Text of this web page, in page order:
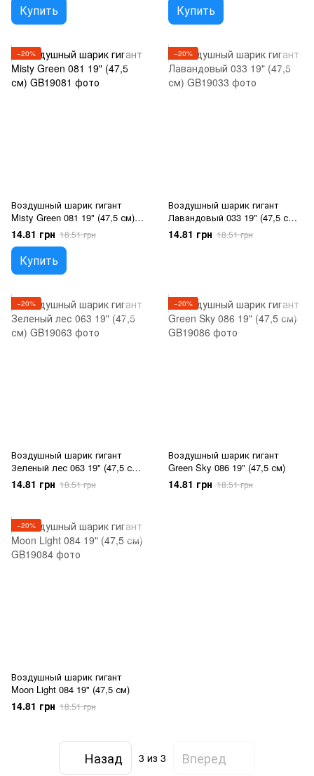
Купить Купить
−20%
Воздушный шарик гигант
Misty Green 081 19" (47,5 см), 1
шт., 19"/47.5см
14.81 грн 18.51 грн
Купить
−20%
Воздушный шарик гигант
Лавандовый 033 19" (47,5 см),
1 шт., 19"/47.5см,
Лавандовый, Гелий или
14.81 грн 18.51 грн
−20%
Воздушный шарик гигант
Зеленый лес 063 19" (47,5 см),
1 шт., 19"/47.5см, Зеленый,
Гелий или воздух
14.81 грн 18.51 грн
−20%
Воздушный шарик гигант
Green Sky 086 19" (47,5 см)
14.81 грн 18.51 грн
−20%
Воздушный шарик гигант
Moon Light 084 19" (47,5 см)
14.81 грн 18.51 грн
Назад 3 из 3 Вперед